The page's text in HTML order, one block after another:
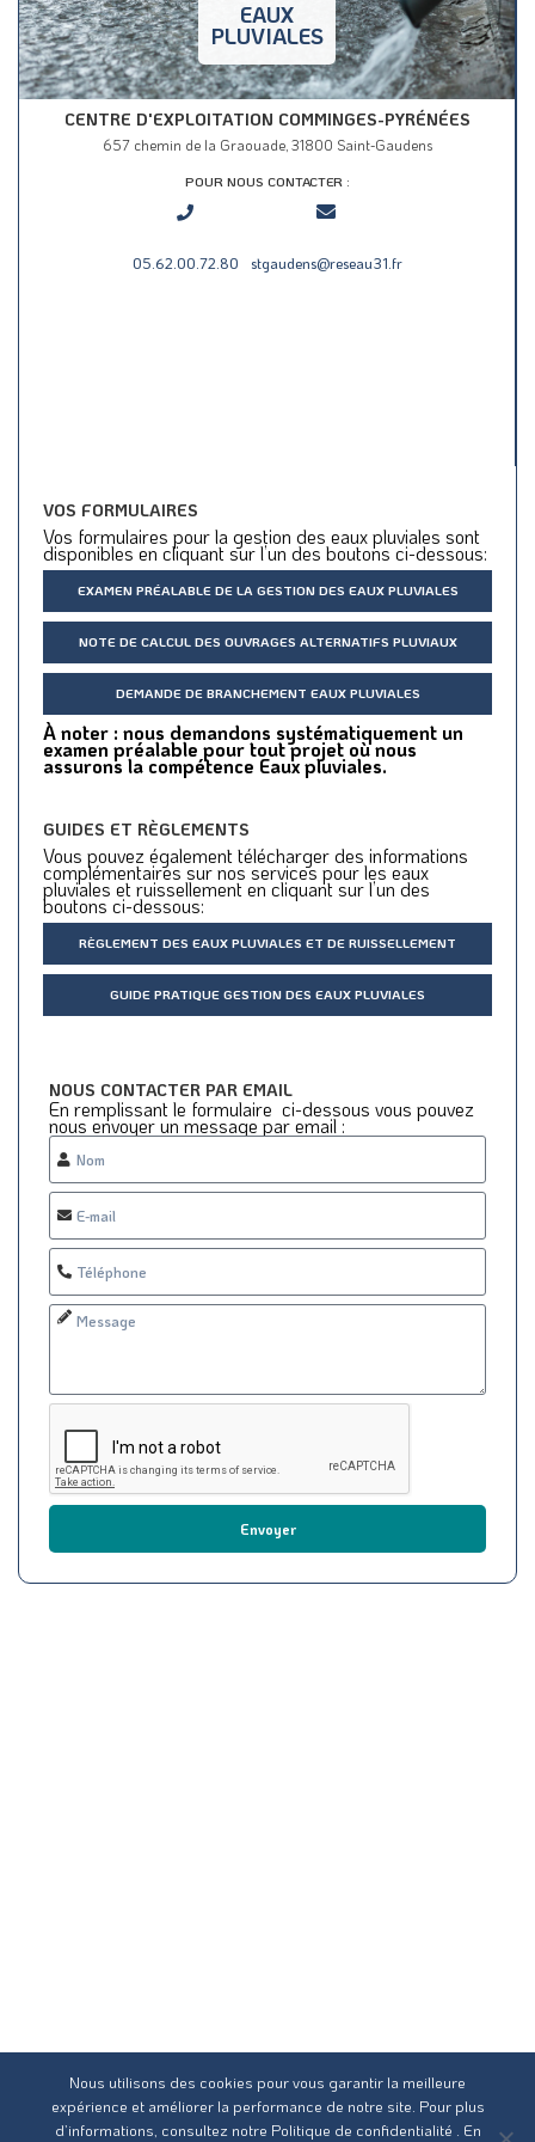
EAUX
PLUVIALES
CENTRE D'EXPLOITATION COMMINGES-PYRÉNÉES
657 chemin de la Graouade, 31800 Saint-Gaudens
POUR NOUS CONTACTER :
05.62.00.72.80 stgaudens@reseau31.fr
VOS FORMULAIRES
Vos formulaires pour la gestion des eaux pluviales sont
disponibles en cliquant sur l’un des boutons ci-dessous:
EXAMEN PRÉALABLE DE LA GESTION DES EAUX PLUVIALES
NOTE DE CALCUL DES OUVRAGES ALTERNATIFS PLUVIAUX
DEMANDE DE BRANCHEMENT EAUX PLUVIALES
À noter : nous demandons systématiquement un
examen préalable pour tout projet où nous
assurons la compétence Eaux pluviales.
GUIDES ET RÈGLEMENTS
Vous pouvez également télécharger des informations
complémentaires sur nos services pour les eaux
pluviales et ruissellement en cliquant sur l’un des
boutons ci-dessous:
RÈGLEMENT DES EAUX PLUVIALES ET DE RUISSELLEMENT
GUIDE PRATIQUE GESTION DES EAUX PLUVIALES
NOUS CONTACTER PAR EMAIL
En remplissant le formulaire ci-dessous vous pouvez
nous envoyer un message par email :
Envoyer
Nous utilisons des cookies pour vous garantir la meilleure
expérience et améliorer la performance de notre site. Pour plus
d’informations, consultez notre Politique de confidentialité
. En